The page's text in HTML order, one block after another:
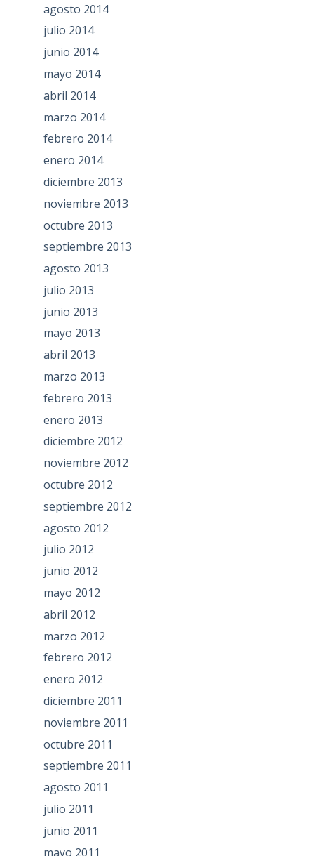
agosto 2014
julio 2014
junio 2014
mayo 2014
abril 2014
marzo 2014
febrero 2014
enero 2014
diciembre 2013
noviembre 2013
octubre 2013
septiembre 2013
agosto 2013
julio 2013
junio 2013
mayo 2013
abril 2013
marzo 2013
febrero 2013
enero 2013
diciembre 2012
noviembre 2012
octubre 2012
septiembre 2012
agosto 2012
julio 2012
junio 2012
mayo 2012
abril 2012
marzo 2012
febrero 2012
enero 2012
diciembre 2011
noviembre 2011
octubre 2011
septiembre 2011
agosto 2011
julio 2011
junio 2011
mayo 2011